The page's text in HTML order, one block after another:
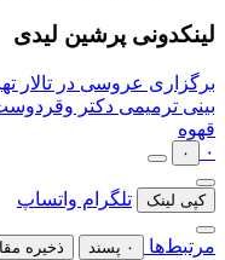
لینکدونی پرشین لیدی
برگزاری عروسی در تالار
بینی ترمیمی دکتر
قهوه
۰
۰
کپی لینک تلگرام واتساپ
مرتبط‌ها ۰ پسند ذخیره